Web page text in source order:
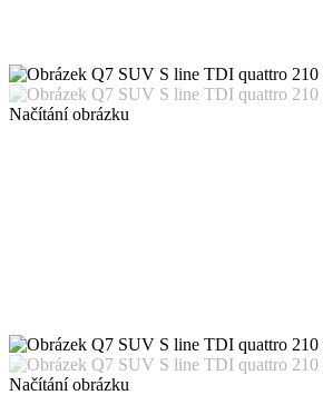
Načítání obrázku
Načítání obrázku